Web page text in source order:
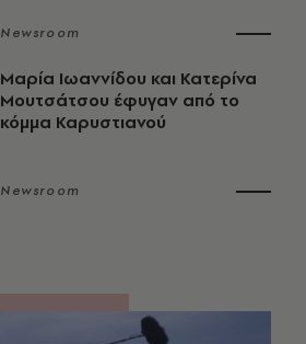
Newsroom
Μαρία Ιωαννίδου και Κατερίνα
Μουτσάτσου έφυγαν από το
κόμμα Καρυστιανού
Newsroom